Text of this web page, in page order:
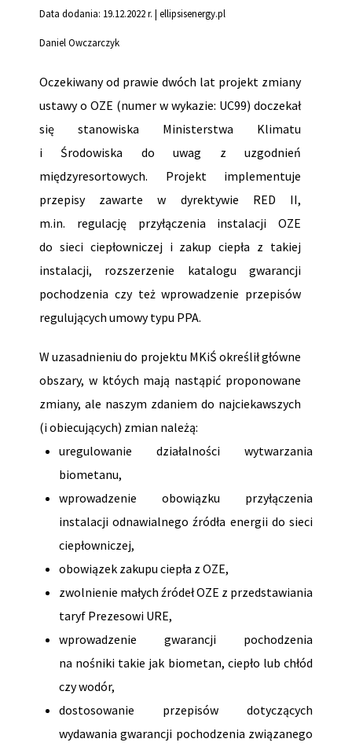
Data dodania: 19.12.2022 r. | ellipsisenergy.pl
Daniel Owczarczyk
Oczekiwany od prawie dwóch lat projekt zmiany
ustawy o OZE (numer w wykazie: UC99) doczekał
się stanowiska Ministerstwa Klimatu
i Środowiska do uwag z uzgodnień
międzyresortowych. Projekt implementuje
przepisy zawarte w dyrektywie RED II,
m.in. regulację przyłączenia instalacji OZE
do sieci ciepłowniczej i zakup ciepła z takiej
instalacji, rozszerzenie katalogu gwarancji
pochodzenia czy też wprowadzenie przepisów
regulujących umowy typu PPA.
W uzasadnieniu do projektu MKiŚ określił główne
obszary, w któych mają nastąpić proponowane
zmiany, ale naszym zdaniem do najciekawszych
(i obiecujących) zmian należą:
uregulowanie działalności wytwarzania
biometanu,
wprowadzenie obowiązku przyłączenia
instalacji odnawialnego źródła energii do sieci
ciepłowniczej,
obowiązek zakupu ciepła z OZE,
zwolnienie małych źródeł OZE z przedstawiania
taryf Prezesowi URE,
wprowadzenie gwarancji pochodzenia
na nośniki takie jak biometan, ciepło lub chłód
czy wodór,
dostosowanie przepisów dotyczących
wydawania gwarancji pochodzenia związanego